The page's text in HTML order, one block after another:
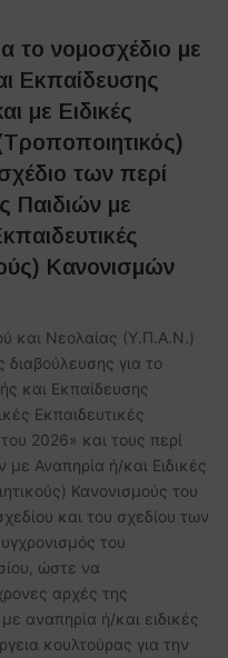
το νομοσχέδιο με
Εκπαίδευσης
με Ειδικές
των περί
Παιδιών με
Κανονισμών
και Νεολαίας (Υ.Π.Α.Ν.)
διαβούλευσης για το
και Εκπαίδευσης
Εκπαιδευτικές
2026» και τους περί
Αναπηρία ή/και Ειδικές
Κανονισμούς του
και του σχεδίου των
του
ώστε να
αρχές της
αναπηρία ή/και ειδικές
κουλτούρας για την